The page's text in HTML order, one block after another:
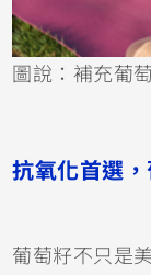
圖說：補充葡
抗氧化首選
葡萄籽不只是